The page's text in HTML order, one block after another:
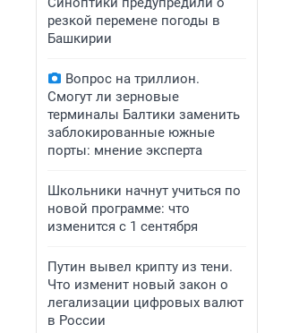
резкой перемене погоды в
Башкирии
Вопрос на триллион.
Смогут ли зерновые
терминалы Балтики заменить
заблокированные южные
порты: мнение эксперта
Школьники начнут учиться по
новой программе: что
изменится с 1 сентября
Путин вывел крипту из тени.
Что изменит новый закон о
легализации цифровых валют
в России